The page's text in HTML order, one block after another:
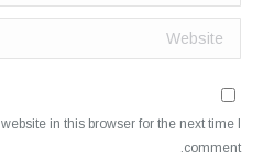
Website
in this browser for the next time I
comment.